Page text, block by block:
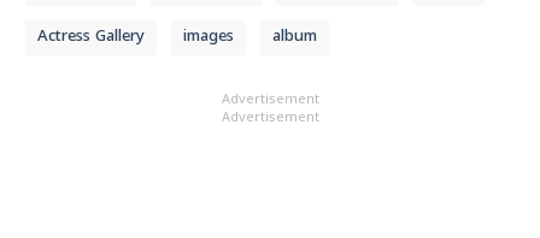
Actress Gallery images album
Advertisement
Advertisement